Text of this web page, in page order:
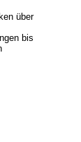
über
bis